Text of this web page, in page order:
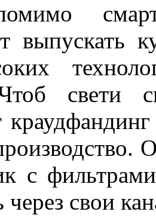
выпускать
свети
с
через свои